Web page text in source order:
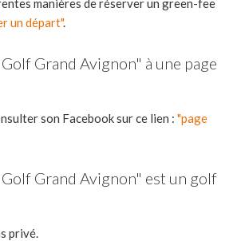
manières de réserver un green-fee
un départ".
Grand Avignon" à une page
son Facebook sur ce lien : "page
Grand Avignon" est un golf
privé.